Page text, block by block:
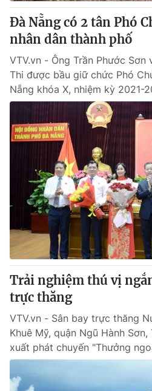
Đà Nẵng có 2 tân Phó
nhân dân thành phố
VTV.vn - Ông Trần Phước Sơn
Thi được bầu giữ chức Phó
Nẵng khóa X, nhiệm kỳ 2021-
Trải nghiệm thú vị
trực thăng
VTV.vn - Sân bay trực thăng
Khuê Mỹ, quận Ngũ Hành
xuất phát chuyến "Thưởng